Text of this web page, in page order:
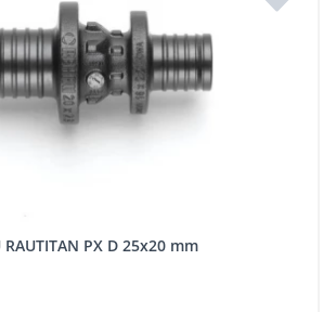
RAUTITAN PX D 25x20 mm